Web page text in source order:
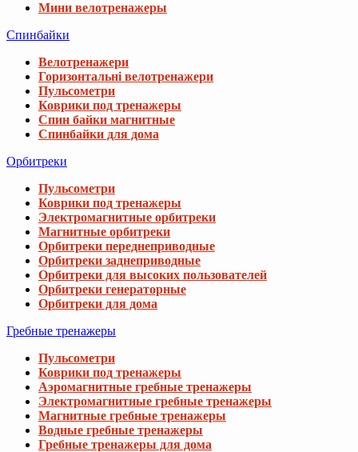
Мини велотренажеры
Спинбайки
Велотренажери
Горизонтальні велотренажери
Пульсометри
Коврики под тренажеры
Спин байки магнитные
Спинбайки для дома
Орбитреки
Пульсометри
Коврики под тренажеры
Электромагнитные орбитреки
Магнитные орбитреки
Орбитреки переднеприводные
Орбитреки заднеприводные
Орбитреки для высоких пользователей
Орбитреки генераторные
Орбитреки для дома
Гребные тренажеры
Пульсометри
Коврики под тренажеры
Аэромагнитные гребные тренажеры
Электромагнитные гребные тренажеры
Магнитные гребные тренажеры
Водные гребные тренажеры
Гребные тренажеры для дома